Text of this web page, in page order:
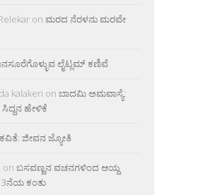
on ಮರದ ನೆರಳನು ಮರವೇ
ಲೈಟ್ಲಮ್ ಕಣಿವೆ
kalakeri on ಬಾದಮಿ ಅಮವಾಸ್ಯೆ:
ಹೇಳಿಕೆ
ಕವಿತೆ: ಜೀವನ ಜ್ಯೋತಿ
on ಬಸವಣ್ಣನ ವಚನಗಳಿಂದ ಆಯ್ದ
ಕಂತು